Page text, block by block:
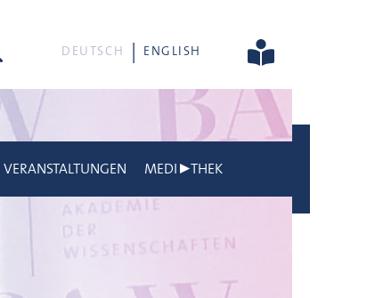
DEUTSCH ENGLISH
VERANSTALTUNGEN MEDI▶THEK